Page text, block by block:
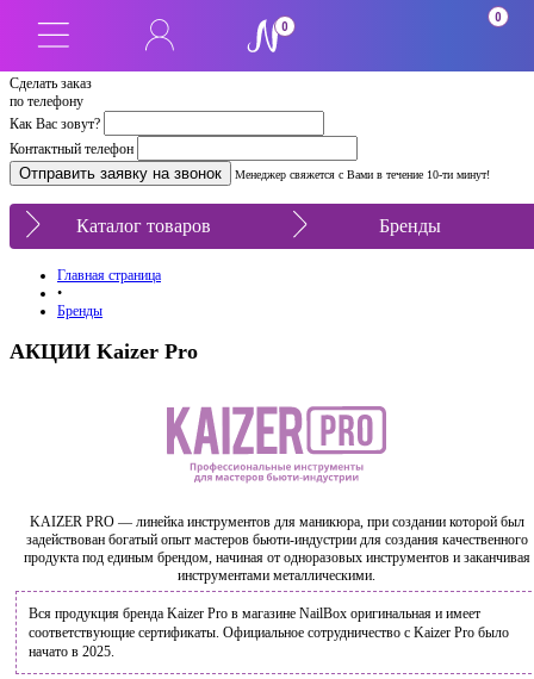
Сделать заказ
по телефону
Как Вас зовут?
Контактный телефон
Менеджер свяжется с Вами в течение 10-ти минут!
0
0
Каталог товаров Бренды
Главная страница
•
Бренды
АКЦИИ Kaizer Pro
KAIZER PRO — линейка инструментов для маникюра, при создании которой был
задействован богатый опыт мастеров бьюти-индустрии для создания качественного
продукта под единым брендом, начиная от одноразовых инструментов и заканчивая
инструментами металлическими.
Вся продукция бренда Kaizer Pro в магазине NailBox оригинальная и имеет
соответствующие сертификаты. Официальное сотрудничество с Kaizer Pro было
начато в 2025.